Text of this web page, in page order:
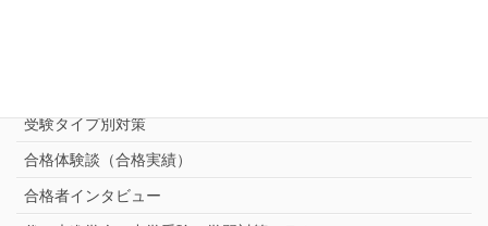
受験タイプ別対策
合格体験談（合格実績）
合格者インタビュー